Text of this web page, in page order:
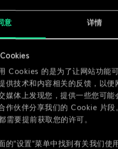
意 详情
Cookies 的是为了让网站功能
供技术和内容相关的反馈，以
媒体上发现您，提供一些您可能
作伙伴分享我们的 Cookie 片段
需要提前获取您的许可。
的"设置"菜单中找到有关我们使
x2